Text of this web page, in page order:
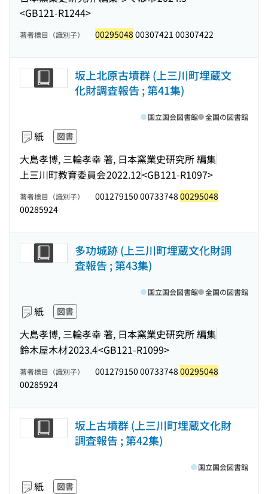
<GB121-R1244>
著者標目（識別子） 00295048 00307421 00307422
坂上北原古墳群 (上三川町埋蔵文
化財調査報告 ; 第41集)
紙 図書
大島孝博, 三輪孝幸 著, 日本窯業史研究所 編集
上三川町教育委員会2022.12<GB121-R1097>
国立国会図書館 全国の図書館
著者標目（識別子） 001279150 00733748 00295048
00285924
多功城跡 (上三川町埋蔵文化財調
査報告 ; 第43集)
紙 図書
大島孝博, 三輪孝幸 著, 日本窯業史研究所 編集
鈴木屋木材2023.4<GB121-R1099>
国立国会図書館 全国の図書館
著者標目（識別子） 001279150 00733748 00295048
00285924
坂上古墳群 (上三川町埋蔵文化財
調査報告 ; 第42集)
紙 図書
国立国会図書館